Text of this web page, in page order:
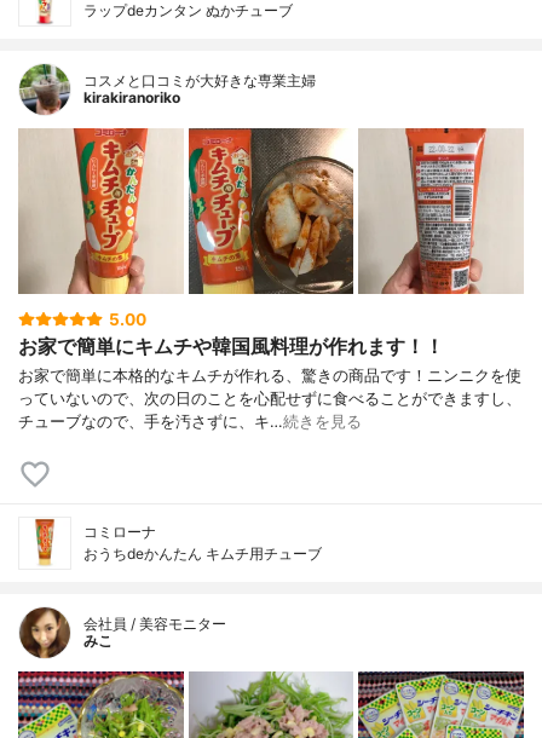
ラップdeカンタン ぬかチューブ
コスメと口コミが大好きな専業主婦
kirakiranoriko
5.00
お家で簡単にキムチや韓国風料理が作れます！！
お家で簡単に本格的なキムチが作れる、驚きの商品です！ニンニクを使
っていないので、次の日のことを心配せずに食べることができますし、
チューブなので、手を汚さずに、キ…続きを見る
コミローナ
おうちdeかんたん キムチ用チューブ
会社員 / 美容モニター
みこ